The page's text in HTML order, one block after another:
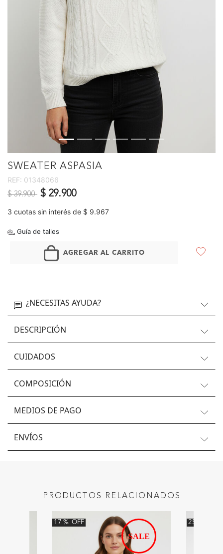
SWEATER ASPASIA
REF: 01348066
Precio reducido de
$ 39.900 a$ 29.900
3 cuotas sin interés de $ 9.967
Guía de talles
AGREGAR AL CARRITO
¿NECESITAS AYUDA?
DESCRIPCIÓN
CUIDADOS
COMPOSICIÓN
MEDIOS DE PAGO
ENVÍOS
PRODUCTOS RELACIONADOS
17% OFF 25